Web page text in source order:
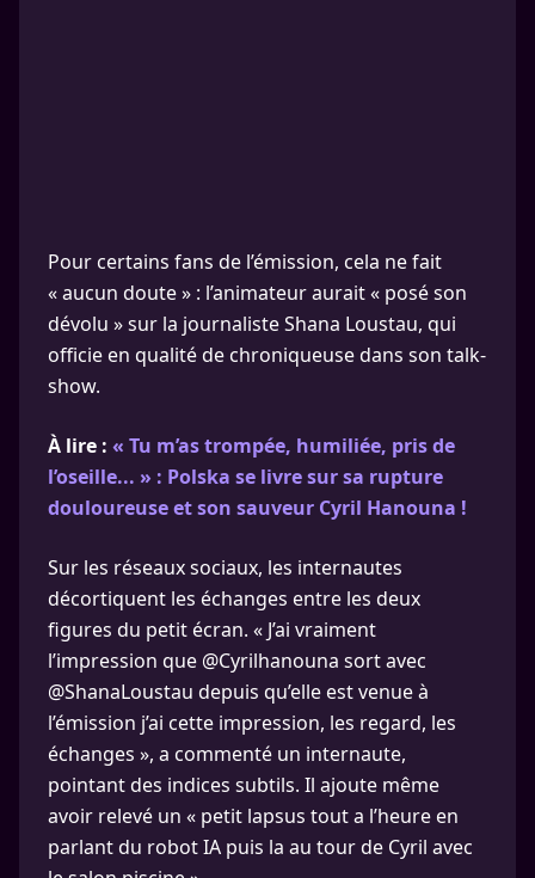
Pour certains fans de l’émission, cela ne fait
« aucun doute » : l’animateur aurait « posé son
dévolu » sur la journaliste Shana Loustau, qui
officie en qualité de chroniqueuse dans son talk-
show.
À lire : « Tu m’as trompée, humiliée, pris de
l’oseille... » : Polska se livre sur sa rupture
douloureuse et son sauveur Cyril Hanouna !
Sur les réseaux sociaux, les internautes
décortiquent les échanges entre les deux
figures du petit écran. « J’ai vraiment
l’impression que @Cyrilhanouna sort avec
@ShanaLoustau depuis qu’elle est venue à
l’émission j’ai cette impression, les regard, les
échanges », a commenté un internaute,
pointant des indices subtils. Il ajoute même
avoir relevé un « petit lapsus tout a l’heure en
parlant du robot IA puis la au tour de Cyril avec